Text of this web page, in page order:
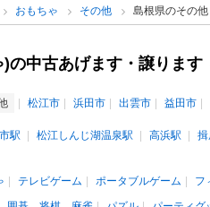
おもちゃ その他 島根県のその他
の中古あげます・譲ります
松江市 浜田市 出雲市 益田市
駅 松江しんじ湖温泉駅 高浜駅 揖
テレビゲーム ポータブルゲーム フ